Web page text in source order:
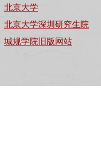
北京大学
北京大学深圳研究生院
城规学院旧版网站